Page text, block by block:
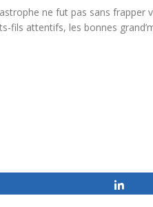
ne fut pas sans frapper
fils attentifs, les bonnes